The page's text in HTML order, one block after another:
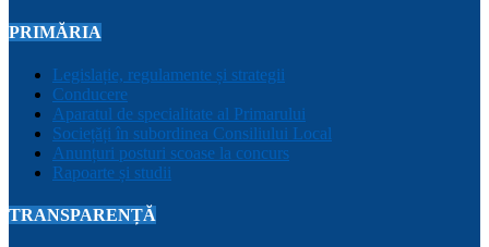
PRIMĂRIA
Legislație, regulamente și strategii
Conducere
Aparatul de specialitate al Primarului
Sociețăți în subordinea Consiliului Local
Anunțuri posturi scoase la concurs
Rapoarte și studii
TRANSPARENȚĂ